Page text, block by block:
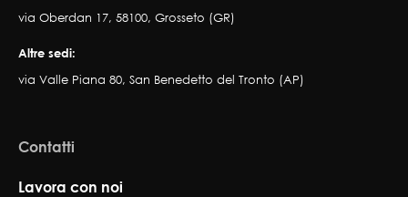
via Oberdan 17, 58100, Grosseto (GR)
Altre sedi:
via Valle Piana 80, San Benedetto del Tronto (AP)
Contatti
Lavora con noi